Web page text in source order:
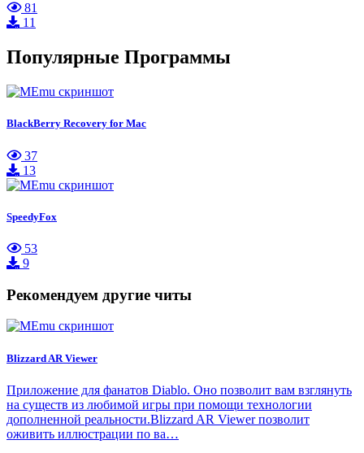
81
11
Популярные Программы
BlackBerry Recovery for Mac
37
13
SpeedyFox
53
9
Рекомендуем другие читы
Blizzard AR Viewer
Приложение для фанатов Diablo. Оно позволит вам взглянуть
на существ из любимой игры при помощи технологии
дополненной реальности.Blizzard AR Viewer позволит
оживить иллюстрации по ва…